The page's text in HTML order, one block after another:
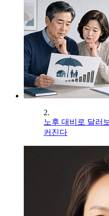
2.
노후 대비로 달러
커진다